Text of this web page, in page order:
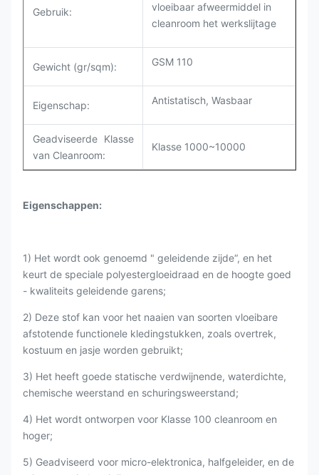
Gebruik:
vloeibaar afweermiddel in
cleanroom het werkslijtage
Gewicht (gr/sqm): GSM 110
Eigenschap: Antistatisch, Wasbaar
Geadviseerde Klasse
van Cleanroom:
Klasse 1000~10000
Eigenschappen:
1) Het wordt ook genoemd " geleidende zijde“, en het
keurt de speciale polyestergloeidraad en de hoogte goed
- kwaliteits geleidende garens;
2) Deze stof kan voor het naaien van soorten vloeibare
afstotende functionele kledingstukken, zoals overtrek,
kostuum en jasje worden gebruikt;
3) Het heeft goede statische verdwijnende, waterdichte,
chemische weerstand en schuringsweerstand;
4) Het wordt ontworpen voor Klasse 100 cleanroom en
hoger;
5) Geadviseerd voor micro-elektronica, halfgeleider, en de